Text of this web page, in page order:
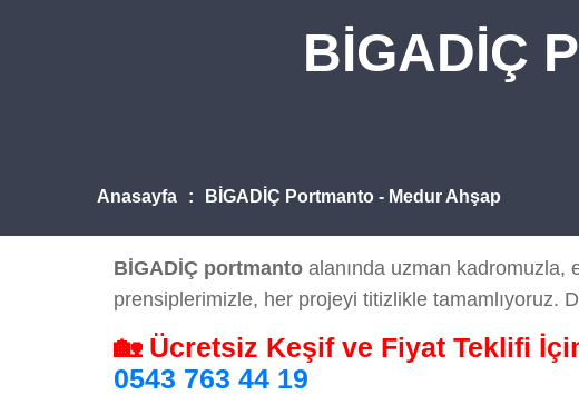
BİGADİÇ
Anasayfa BİGADİÇ Portmanto - Medur Ahşap
BİGADİÇ portmanto alanında uzman
prensiplerimizle, her projeyi titizlikle tamamlıyoruz.
🏡 Ücretsiz Keşif ve Fiyat Teklifi
0543 763 44 19